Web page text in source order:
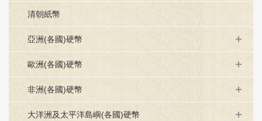
清朝紙幣
亞洲(各國)硬幣
歐洲(各國)硬幣
非洲(各國)硬幣
大洋洲及太平洋島嶼(各國)硬幣